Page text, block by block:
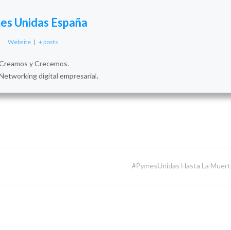
Unidas España
Website | + posts
y Crecemos.
digital empresarial.
#PymesUnidas Hasta La